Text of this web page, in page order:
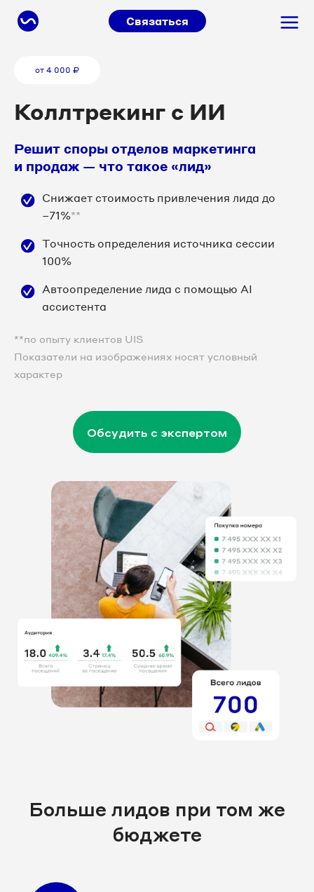
Связаться
от 4 000 ₽
Коллтрекинг с ИИ
Решит споры отделов маркетинга
и продаж — что такое «лид»
Снижает стоимость привлечения лида до
−71%**
Точность определения источника сессии
100%
Автоопределение лида с помощью AI
ассистента
**по опыту клиентов UIS
Показатели на изображениях носят условный
характер
Обсудить с экспертом
Больше лидов при том же
бюджете